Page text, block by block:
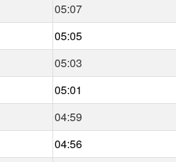
05:07
05:05
05:03
05:01
04:59
04:56